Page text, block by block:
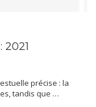
précise : la
tandis que …